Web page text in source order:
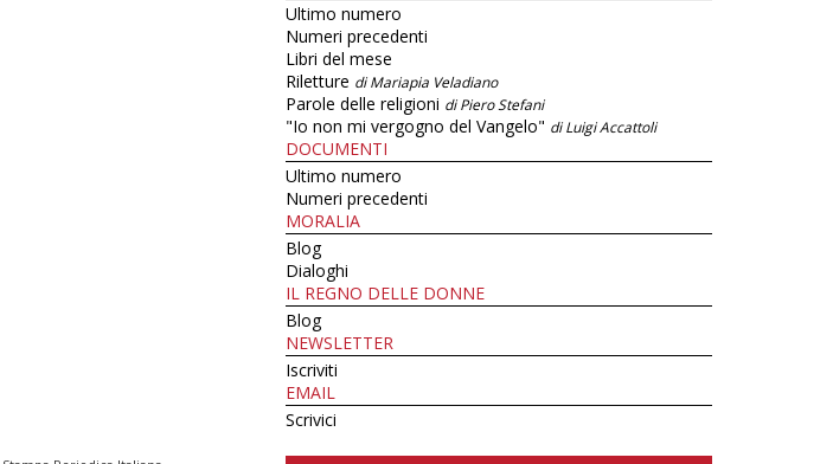
Ultimo numero
Numeri precedenti
Libri del mese
Riletture di Mariapia Veladiano
Parole delle religioni di Piero Stefani
"Io non mi vergogno del Vangelo" di Luigi Accattoli
DOCUMENTI
Ultimo numero
Numeri precedenti
MORALIA
Blog
Dialoghi
IL REGNO DELLE DONNE
Blog
NEWSLETTER
Iscriviti
EMAIL
Scrivici